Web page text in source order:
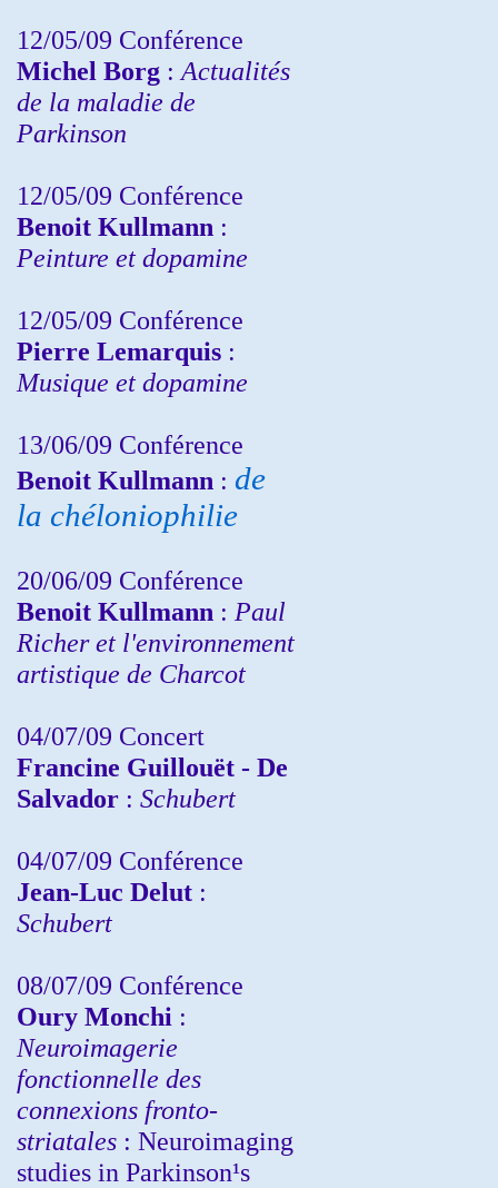
12/05/09 Conférence
Michel Borg : Actualités
de la maladie de
Parkinson
12/05/09 Conférence
Benoit Kullmann :
Peinture et dopamine
12/05/09 Conférence
Pierre Lemarquis :
Musique et dopamine
13/06/09 Conférence
Benoit Kullmann : de
la chéloniophilie
20/06/09 Conférence
Benoit Kullmann : Paul
Richer et l'environnement
artistique de Charcot
04/07/09 Concert
Francine Guillouët - De
Salvador : Schubert
04/07/09 Conférence
Jean-Luc Delut :
Schubert
08/07/09 Conférence
Oury Monchi :
Neuroimagerie
fonctionnelle des
connexions fronto-
striatales : Neuroimaging
studies in Parkinson¹s